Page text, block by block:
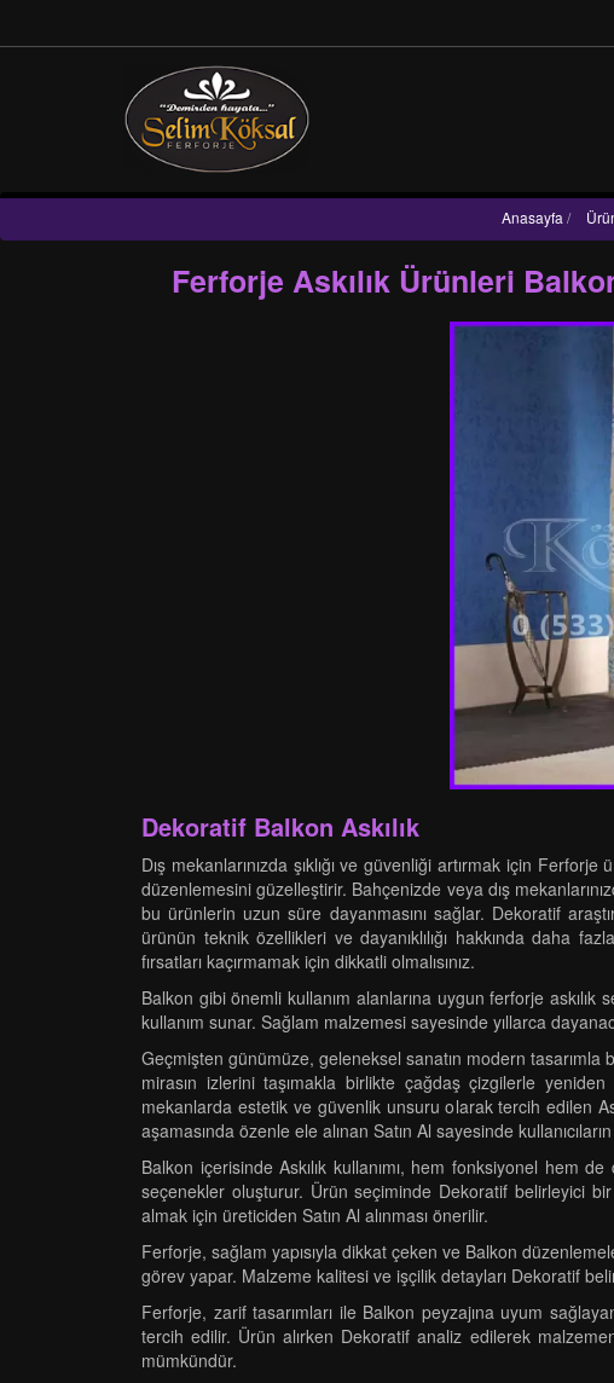
Anasayfa /
Ferforje Askılık Ürünleri
Dekoratif Balkon Askılık
Dış mekanlarınızda şıklığı ve güvenliği artırmak için
düzenlemesini güzelleştirir. Bahçenizde veya dış
bu ürünlerin uzun süre dayanmasını sağlar. Dekoratif
ürünün teknik özellikleri ve dayanıklılığı hakkında daha
fırsatları kaçırmamak için dikkatli olmalısınız.
Balkon gibi önemli kullanım alanlarına uygun ferforje
kullanım sunar. Sağlam malzemesi sayesinde yıllarca
Geçmişten günümüze, geleneksel sanatın modern
mirasın izlerini taşımakla birlikte çağdaş çizgilerle
mekanlarda estetik ve güvenlik unsuru olarak tercih edilen
aşamasında özenle ele alınan Satın Al sayesinde
Balkon içerisinde Askılık kullanımı, hem fonksiyonel hem
seçenekler oluşturur. Ürün seçiminde Dekoratif belirleyici
almak için üreticiden Satın Al alınması önerilir.
Ferforje, sağlam yapısıyla dikkat çeken ve Balkon
görev yapar. Malzeme kalitesi ve işçilik detayları Dekoratif
Ferforje, zarif tasarımları ile Balkon peyzajına uyum
tercih edilir. Ürün alırken Dekoratif analiz edilerek
mümkündür.